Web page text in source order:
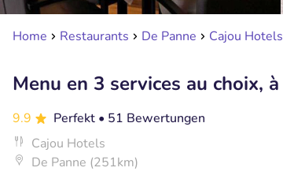
Home Restaurants De Panne Cajou Hotels
Menu en 3 services au choix,
9.9 Perfekt • 51 Bewertungen
Cajou Hotels
De Panne (251km)